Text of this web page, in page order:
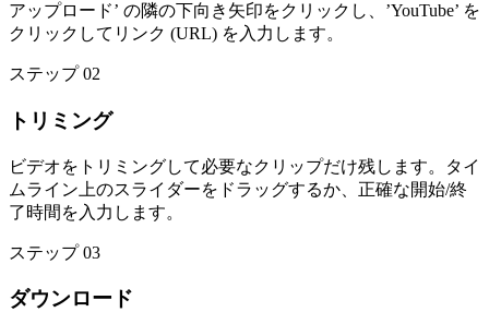
アップロード’ の隣の下向き矢印をクリックし、’YouTube’ を
クリックしてリンク (URL) を入力します。
ステップ 02
トリミング
ビデオをトリミングして必要なクリップだけ残します。タイ
ムライン上のスライダーをドラッグするか、正確な開始/終
了時間を入力します。
ステップ 03
ダウンロード